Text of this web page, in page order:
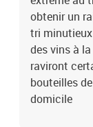
obtenir un
tri minutieux
des vins à
raviront
bouteilles
domicile